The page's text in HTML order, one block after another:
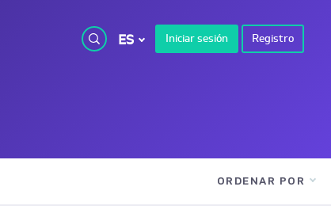
ES Iniciar sesión Registro
ORDENAR POR